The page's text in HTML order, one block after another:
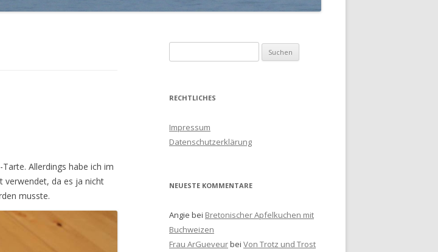
Allerdings habe ich im
verwendet, da es ja nicht
musste.
u
RECHTLICHES
Impressum
Datenschutzerklärung
NEUESTE KOMMENTARE
Angie bei Bretonischer Apfelkuchen mit
Buchweizen
Frau ArGueveurbei Von Trotz und Trost